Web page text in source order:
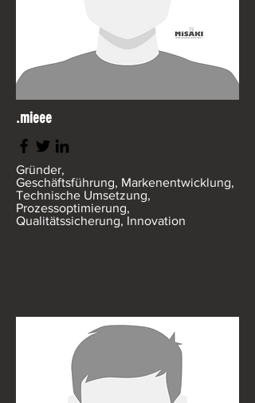
.mieee
Gründer,
Geschäftsführung, Markenentwicklung,
Technische Umsetzung,
Prozessoptimierung,
Qualitätssicherung, Innovation